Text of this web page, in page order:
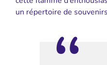
un répertoire de